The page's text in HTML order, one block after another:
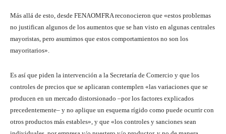
Más allá de esto, desde FENAOMFRA reconocieron que «estos problemas
no justifican algunos de los aumentos que se han visto en algunas centrales
mayoristas, pero asumimos que estos comportamientos no son los
mayoritarios».
Es así que piden la intervención a la Secretaría de Comercio y que los
controles de precios que se aplicaran contemplen «las variaciones que se
producen en un mercado distorsionado –por los factores explicados
precedentemente– y no aplique un esquema rígido como puede ocurrir con
otros productos más estables», y que «los controles y sanciones sean